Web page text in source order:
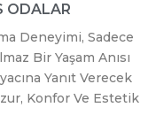
ODALAR
Deneyimi, Sadece
Bir Yaşam Anısı
Yanıt Verecek
Konfor Ve Estetik